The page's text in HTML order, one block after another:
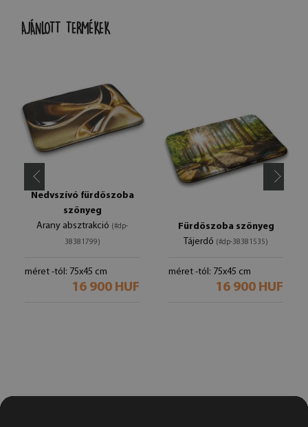
AJÁNLOTT TERMÉKEK
Nedvszívó fürdőszoba
szőnyeg
Arany absztrakció (#dp-
38381799)
méret -tól: 75x45 cm
16 900 HUF
Fürdőszoba szőnyeg
Tájerdő (#dp-38381535)
méret -tól: 75x45 cm
16 900 HUF